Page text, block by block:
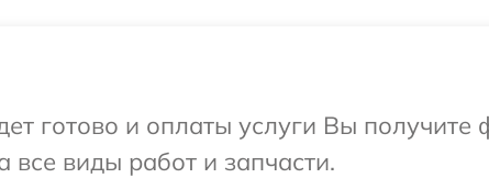
готово и оплаты услуги Вы
все виды работ и запчасти.